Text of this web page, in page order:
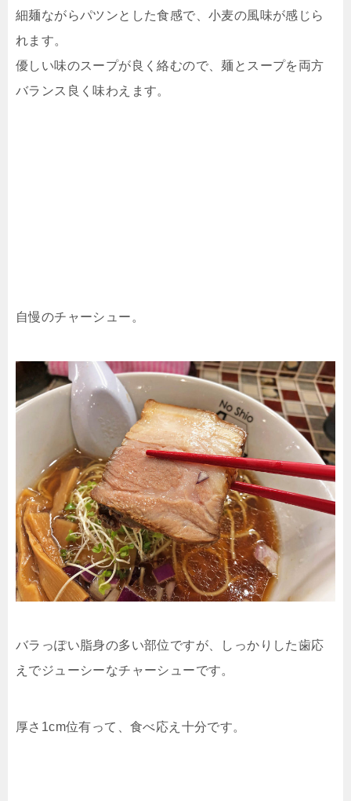
細麺ながらパツンとした食感で、小麦の風味が感じら
れます。
優しい味のスープが良く絡むので、麺とスープを両方
バランス良く味わえます。
自慢のチャーシュー。
バラっぽい脂身の多い部位ですが、しっかりした歯応
えでジューシーなチャーシューです。
厚さ1cm位有って、食べ応え十分です。